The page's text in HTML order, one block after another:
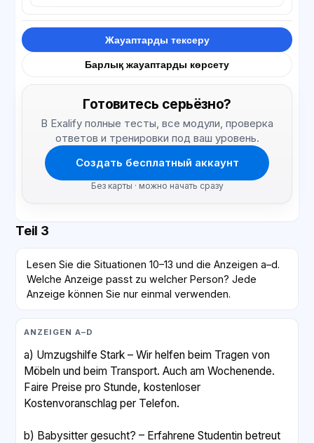
Жауаптарды тексеру
Барлық жауаптарды көрсету
Готовитесь серьёзно?
В Exalify полные тесты, все модули, проверка
ответов и тренировки под ваш уровень.
Создать бесплатный аккаунт
Без карты · можно начать сразу
Teil 3
Lesen Sie die Situationen 10–13 und die Anzeigen a–d.
Welche Anzeige passt zu welcher Person? Jede
Anzeige können Sie nur einmal verwenden.
ANZEIGEN A–D
a) Umzugshilfe Stark – Wir helfen beim Tragen von
Möbeln und beim Transport. Auch am Wochenende.
Faire Preise pro Stunde, kostenloser
Kostenvoranschlag per Telefon.
b) Babysitter gesucht? – Erfahrene Studentin betreut